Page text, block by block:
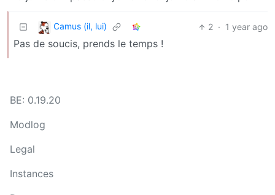
Camus (il, lui) 2 · 1 year ago
Pas de soucis, prends le temps !
BE: 0.19.20
Modlog
Legal
Instances